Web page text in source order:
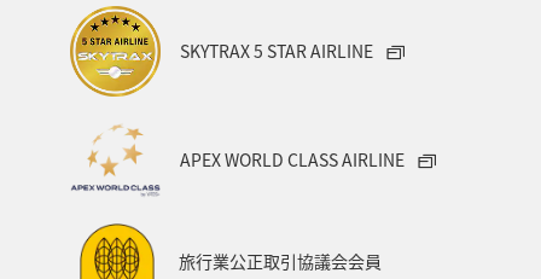
SKYTRAX 5 STAR AIRLINE
APEX WORLD CLASS AIRLINE
旅行業公正取引協議会会員